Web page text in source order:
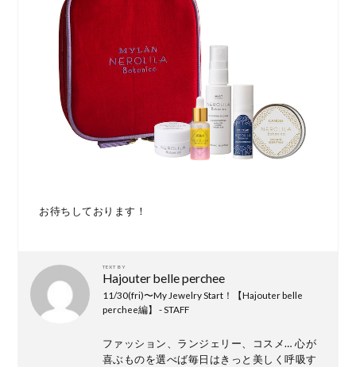
お待ちしております！
TEXT BY
Hajouter belle perchee
11/30(fri)〜My Jewelry Start！【Hajouter belle
perchee編】 - STAFF
ファッション、ランジェリー、コスメ… 心が
喜ぶものを選べば毎日はきっと美しく呼吸す